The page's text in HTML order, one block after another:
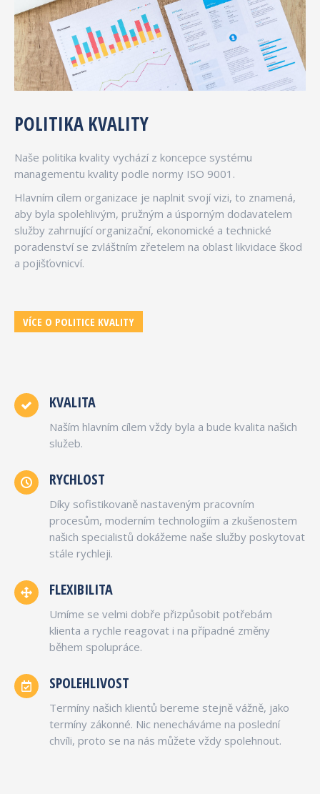
POLITIKA KVALITY
Naše politika kvality vychází z koncepce systému
managementu kvality podle normy ISO 9001.
Hlavním cílem organizace je naplnit svojí vizi, to znamená,
aby byla spolehlivým, pružným a úsporným dodavatelem
služby zahrnující organizační, ekonomické a technické
poradenství se zvláštním zřetelem na oblast likvidace škod
a pojišťovnicví.
VÍCE O POLITICE KVALITY
KVALITA
Naším hlavním cílem vždy byla a bude kvalita našich
služeb.
RYCHLOST
Díky sofistikovaně nastaveným pracovním
procesům, moderním technologiím a zkušenostem
našich specialistů dokážeme naše služby poskytovat
stále rychleji.
FLEXIBILITA
Umíme se velmi dobře přizpůsobit potřebám
klienta a rychle reagovat i na případné změny
během spolupráce.
SPOLEHLIVOST
Termíny našich klientů bereme stejně vážně, jako
termíny zákonné. Nic nenecháváme na poslední
chvíli, proto se na nás můžete vždy spolehnout.